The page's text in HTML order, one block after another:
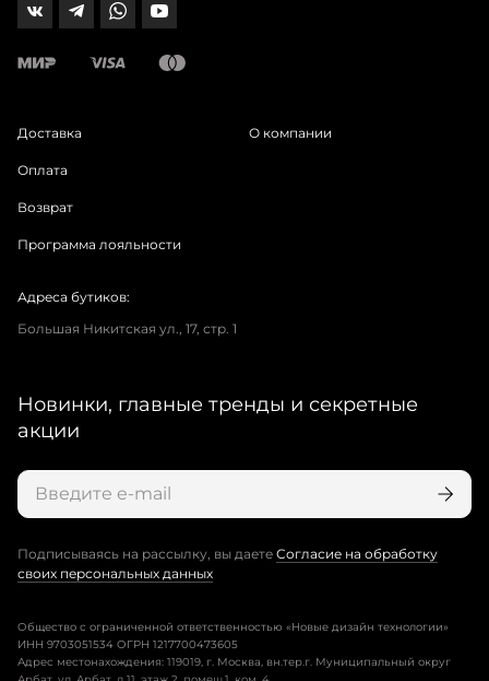
Доставка
Оплата
Возврат
Программа лояльности
О компании
Адреса бутиков:
Большая Никитская ул., 17, стр. 1
Новинки, главные тренды и секретные
акции
Подписываясь на рассылку, вы даете Согласие на обработку
своих персональных данных
Общество с ограниченной ответственностью «Новые дизайн технологии»
ИНН 9703051534 ОГРН 1217700473605
Адрес местонахождения: 119019, г. Москва, вн.тер.г. Муниципальный округ